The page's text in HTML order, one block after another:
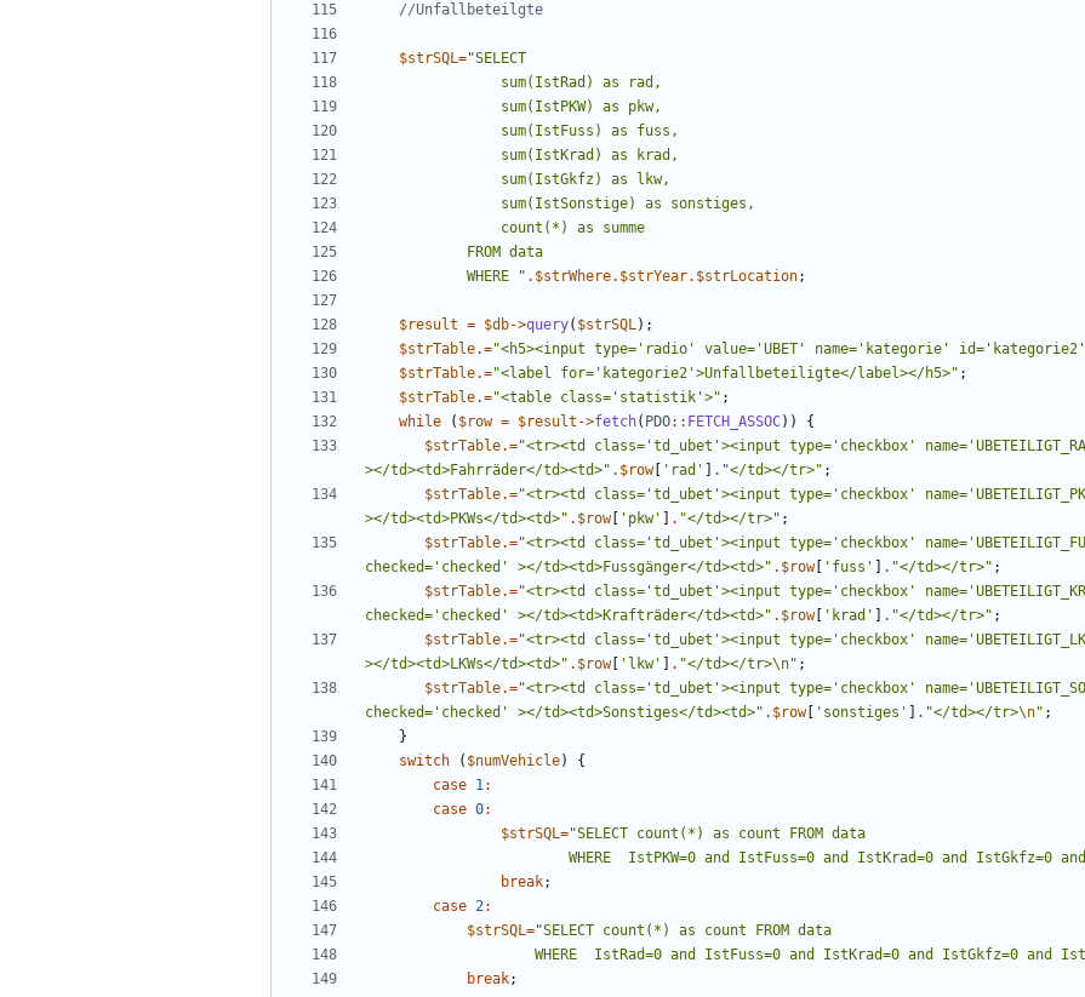
$strSQL="
            WHERE
" . $strWhere. $strYear. $strLocation;
$result = $db->query( $strSQL);
$strTable.="<h5><input type='radio' value='UBET' name='kategorie'
$strTable.="<label for='kategorie2'>Unfallbeteiligte</label></h5>" ;
$strTable.="<table class='statistik'>" ;
while
( $row = $result ->fetch( PDO:: FETCH_ASSOC))
{
$strTable.="<tr><td class='td_ubet'><input type='checkbox'
></td><td>Fahrräder</td><td>" . $row[ 'rad' . "</td></tr>" ;
$strTable.="<tr><td class='td_ubet'><input type='checkbox'
></td><td>PKWs</td><td>" . $row[ 'pkw' . "</td></tr>" ;
$strTable.="<tr><td class='td_ubet'><input type='checkbox'
checked='checked' ></td><td>Fussgänger</td><td>" . $row[ 'fuss' . "</td></tr>" ;
$strTable.="<tr><td class='td_ubet'><input type='checkbox'
checked='checked' ></td><td>Krafträder</td><td>" . $row[ 'krad' . "</td></tr>" ;
$strTable.="<tr><td class='td_ubet'><input type='checkbox'
></td><td>LKWs</td><td>" . $row[ 'lkw' . "</td></tr>\n" ;
$strTable.="<tr><td class='td_ubet'><input type='checkbox'
checked='checked' ></td><td>Sonstiges</td><td>" . $row[ 'sonstiges' . "</td></tr>\n" ;
}
switch
( $numVehicle)
{
case 1:
case 0:
$strSQL="
WHERE  IstPKW=0 and IstFuss=0 and IstKrad=0 and
break;
case 2:
$strSQL="
WHERE  IstRad=0 and IstFuss=0 and IstKrad=0 and IstGkfz=0 and
break;